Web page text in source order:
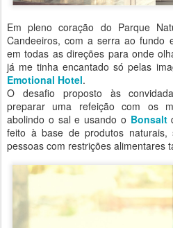
Em pleno coração do Parque
Candeeiros, com a serra ao fundo
em todas as direções para onde
já me tinha encantado só pelas
Emotional Hotel.
O desafio proposto às
preparar uma refeição com os
abolindo o sal e usando o Bonsalt
feito à base de produtos naturais,
pessoas com restrições alimentares